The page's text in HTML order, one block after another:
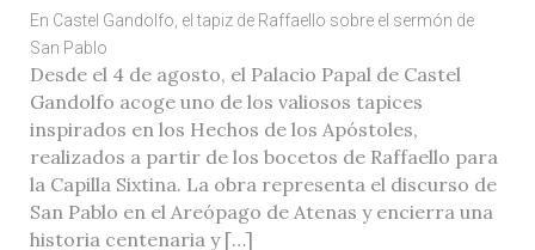
En Castel Gandolfo, el tapiz de Raffaello sobre el sermón de
San Pablo
Desde el 4 de agosto, el Palacio Papal de Castel
Gandolfo acoge uno de los valiosos tapices
inspirados en los Hechos de los Apóstoles,
realizados a partir de los bocetos de Raffaello para
la Capilla Sixtina. La obra representa el discurso de
San Pablo en el Areópago de Atenas y encierra una
historia centenaria y […]